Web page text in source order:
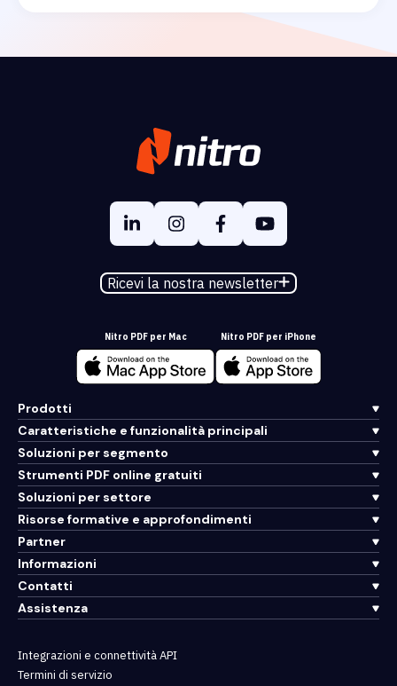
Ricevi la nostra newsletter
Nitro PDF per Mac Nitro PDF per iPhone
Prodotti
Caratteristiche e funzionalità principali
Soluzioni per segmento
Strumenti PDF online gratuiti
Soluzioni per settore
Risorse formative e approfondimenti
Partner
Informazioni
Contatti
Assistenza
Integrazioni e connettività API
Termini di servizio